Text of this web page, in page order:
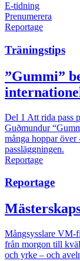
E-tidning
Prenumerera
Reportage
Träningstips
”Gummi”
Del 1 Att rida pass
Guðmundur
många hoppar
passläggningen.
Reportage
Reportage
Mångsysslare VM-
från morgon till
och yrke – och